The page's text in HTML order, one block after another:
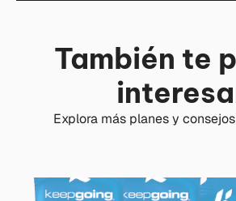
También te
Explora más planes y